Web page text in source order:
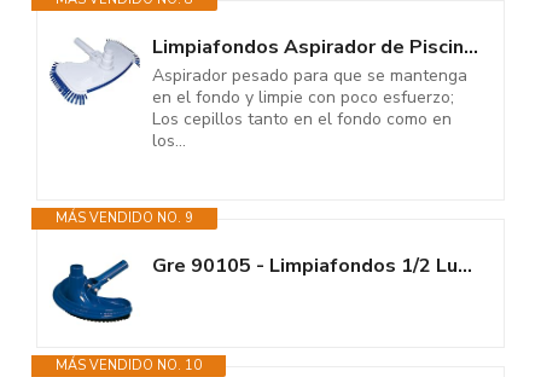
Limpiafondos Aspirador de Piscina Manual Dpool con cepillos Laterales
Aspirador pesado para que se mantenga
en el fondo y limpie con poco esfuerzo;
Los cepillos tanto en el fondo como en
los...
MÁS VENDIDO NO. 9
Gre 90105 - Limpiafondos 1/2 Luna. Eficiencia y Durabilidad para Tu Piscina
MÁS VENDIDO NO. 10